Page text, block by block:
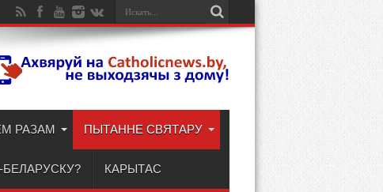
РАЗАМ ПЫТАННЕ СВЯТАРУ
БЕЛАРУСКУ? КАРЫТАС